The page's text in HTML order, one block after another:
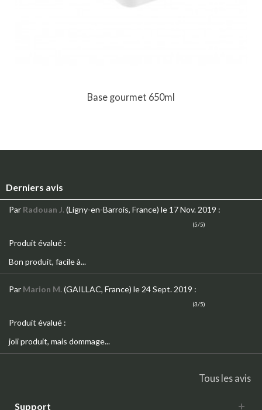
Base gourmet 650ml
Derniers avis
Par Radouan J.(Ligny-en-Barrois, France) le 17 Nov. 2019 :
(5/5)
Produit évalué :
Bon produit, facile à...
Par Marion M.(GAILLAC, France) le 24 Sept. 2019 :
(3/5)
Produit évalué :
joli produit, mais dommage...
Tous les avis
Support